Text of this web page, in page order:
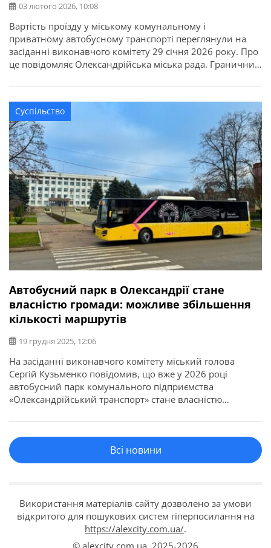
03 лютого 2026, 10:08
Вартість проїзду у міському комунальному і
приватному автобусному транспорті переглянули на
засіданні виконавчого комітету 29 січня 2026 року. Про
це повідомляє Олександрійська міська рада. Граничний
межах Олександрії затвердили в розмірі 15 гривень, на
маршрутах №№ 81/2, 81/3, 81/4, що курсують до селища
Олександрійського, – 20 гривень. Новий […]
Суспільство
Автобусний парк в Олександрії стане
власністю громади: можливе збільшення
кількості маршрутів
19 грудня 2025, 12:06
На засіданні виконавчого комітету міський голова
Сергій Кузьменко повідомив, що вже у 2026 році
автобусний парк комунального підприємства
«Олександрійський транспорт» стане власністю
Підприємство, яке розпочало повноцінну роботу 28
червня 2022 року, протягом трьох з половиною років
на пʼяти маршрутах перевезло 3,5 мільйона пасажирів –
це 1 мільйон на рік. Водночас, […]
Всі новини
Використання матеріалів сайту дозволено за умови
відкритого для пошукових систем гіперпосилання на
https://alexcity.com.ua/.
© alexcity.com.ua, 2025-2026